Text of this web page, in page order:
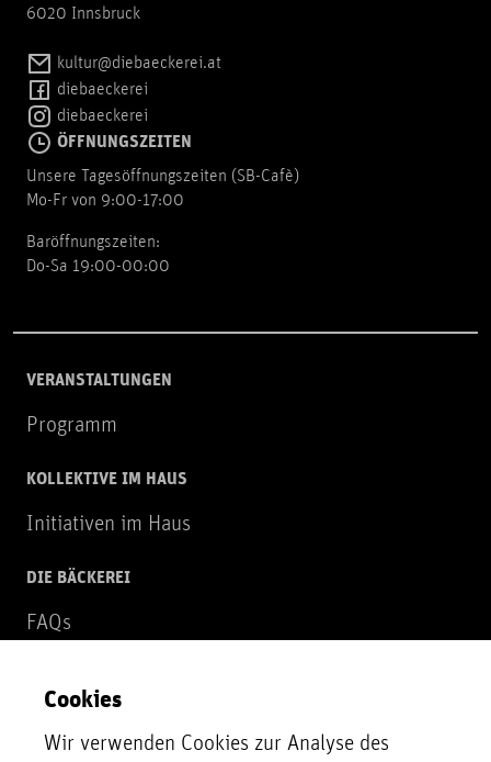
6020 Innsbruck
kultur@diebaeckerei.at
diebaeckerei
diebaeckerei
ÖFFNUNGSZEITEN
Unsere Tagesöffnungszeiten (SB-Cafè)
Mo-Fr von 9:00-17:00
Baröffnungszeiten:
Do-Sa 19:00-00:00
VERANSTALTUNGEN
Programm
KOLLEKTIVE IM HAUS
Initiativen im Haus
DIE BÄCKEREI
FAQs
NEWSLETTER
Zur Newsletter Anmeldung
Cookies
Wir verwenden Cookies zur Analyse des